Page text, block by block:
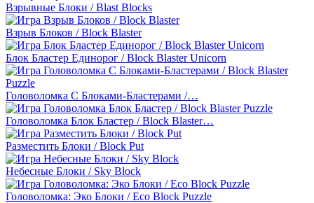
Взрывные Блоки / Blast Blocks
Взрыв Блоков / Block Blaster
Блок Бластер Единорог / Block Blaster Unicorn
Головоломка С Блоками-Бластерами /…
Головоломка Блок Бластер / Block Blaster…
Разместить Блоки / Block Put
Небесные Блоки / Sky Block
Головоломка: Эко Блоки / Eco Block Puzzle